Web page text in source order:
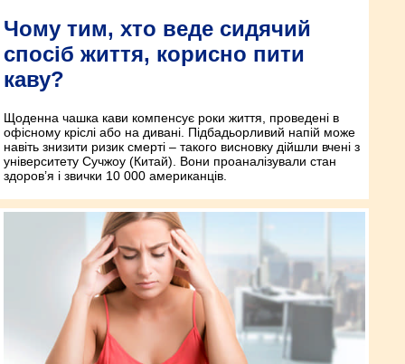
Чому тим, хто веде сидячий
спосіб життя, корисно пити
каву?
Щоденна чашка кави компенсує роки життя, проведені в
офісному кріслі або на дивані. Підбадьорливий напій може
навіть знизити ризик смерті – такого висновку дійшли вчені з
університету Сучжоу (Китай). Вони проаналізували стан
здоров’я і звички 10 000 американців.